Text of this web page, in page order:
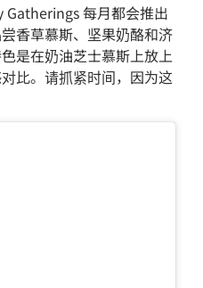
每月都会推出
香草慕斯、坚果奶酪和济
是在奶油芝士慕斯上放上
比。请抓紧时间，因为这